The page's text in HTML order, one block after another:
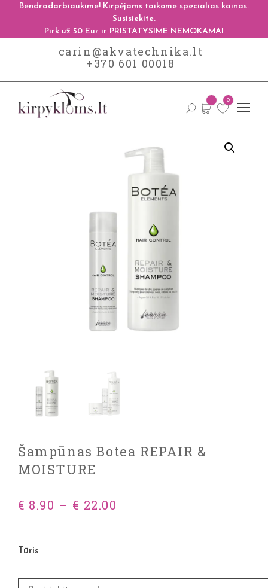
Bendradarbiaukime! Kirpėjams taikome specialias kainas.
Susisiekite.
Pirk už 50 Eur ir PRISTATYSIME NEMOKAMAI
carin@akvatechnika.lt
+370 601 00018
0
Šampūnas Botea REPAIR &
MOISTURE
€ 8.90 – € 22.00
Tūris